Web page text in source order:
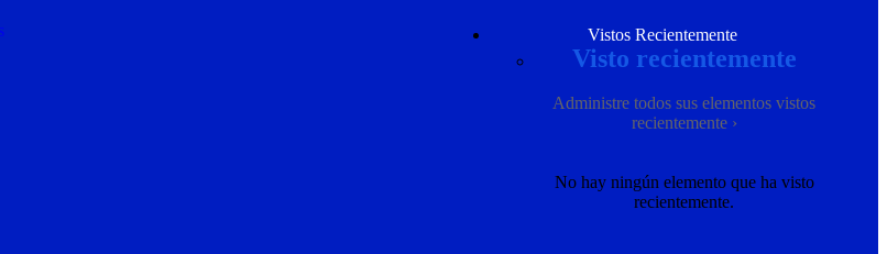
Vistos Recientemente
Visto recientemente
Administre todos sus elementos vistos
recientemente ›
No hay ningún elemento que ha visto
recientemente.